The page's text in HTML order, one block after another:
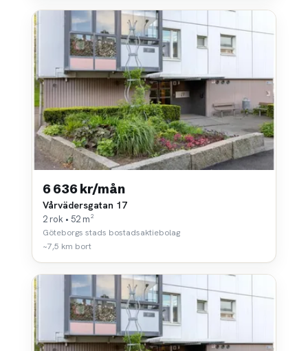
6 636 kr/mån
Vårvädersgatan 17
2 rok • 52 m²
Göteborgs stads bostadsaktiebolag
~7,5 km bort